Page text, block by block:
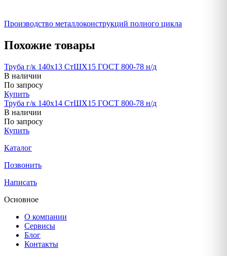
Производство металлоконструкций полного цикла
Похожие товары
Труба г/к 140х13 СтШХ15 ГОСТ 800-78 н/д
В наличии
По запросу
Купить
Труба г/к 140х14 СтШХ15 ГОСТ 800-78 н/д
В наличии
По запросу
Купить
Каталог
Позвонить
Написать
Основное
О компании
Сервисы
Блог
Контакты